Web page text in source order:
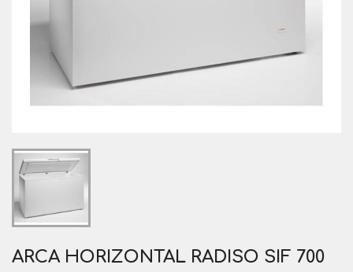
ARCA HORIZONTAL RADISO SIF 700